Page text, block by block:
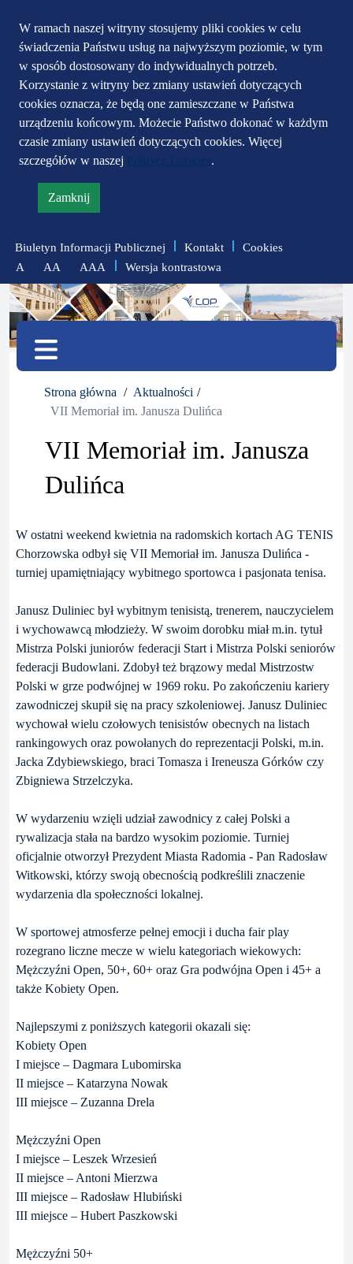
W ramach naszej witryny stosujemy pliki cookies w celu
świadczenia Państwu usług na najwyższym poziomie, w tym
w sposób dostosowany do indywidualnych potrzeb.
Korzystanie z witryny bez zmiany ustawień dotyczących
cookies oznacza, że będą one zamieszczane w Państwa
urządzeniu końcowym. Możecie Państwo dokonać w każdym
czasie zmiany ustawień dotyczących cookies. Więcej
szczegółów w naszej
.
Zamknij
informację
polityce
prywatności
Przejdź do głównego
menu
Przejdź do treści
Przejdź do mapy
serwisu
Biuletyn Informacji Publicznej Kontakt
Cookies
A
zmniejsz
czcionkę
AA
zresetuj
AAA
zwiększ
czcionkę
Wersja kontrastowa
Menu
Strona główna
Aktualności
VII Memoriał im. Janusza Dulińca
VII Memoriał im. Janusza
Dulińca
W ostatni weekend kwietnia na radomskich kortach AG TENIS
Chorzowska odbył się VII Memoriał im. Janusza Dulińca -
turniej upamiętniający wybitnego sportowca i pasjonata tenisa.
Janusz Duliniec był wybitnym tenisistą, trenerem, nauczycielem
i wychowawcą młodzieży. W swoim dorobku miał m.in. tytuł
Mistrza Polski juniorów federacji Start i Mistrza Polski seniorów
federacji Budowlani. Zdobył też brązowy medal Mistrzostw
Polski w grze podwójnej w 1969 roku. Po zakończeniu kariery
zawodniczej skupił się na pracy szkoleniowej. Janusz Duliniec
wychował wielu czołowych tenisistów obecnych na listach
rankingowych oraz powołanych do reprezentacji Polski, m.in.
Jacka Zdybiewskiego, braci Tomasza i Ireneusza Górków czy
Zbigniewa Strzelczyka.
W wydarzeniu wzięli udział zawodnicy z całej Polski a
rywalizacja stała na bardzo wysokim poziomie. Turniej
oficjalnie otworzył Prezydent Miasta Radomia - Pan Radosław
Witkowski, którzy swoją obecnością podkreślili znaczenie
wydarzenia dla społeczności lokalnej.
W sportowej atmosferze pełnej emocji i ducha fair play
rozegrano liczne mecze w wielu kategoriach wiekowych:
Mężczyźni Open, 50+, 60+ oraz Gra podwójna Open i 45+ a
także Kobiety Open.
Najlepszymi z poniższych kategorii okazali się:
Kobiety Open
I miejsce – Dagmara Lubomirska
II miejsce – Katarzyna Nowak
III miejsce – Zuzanna Drela
Mężczyźni Open
I miejsce – Leszek Wrzesień
II miejsce – Antoni Mierzwa
III miejsce – Radosław Hlubiński
III miejsce – Hubert Paszkowski
Mężczyźni 50+